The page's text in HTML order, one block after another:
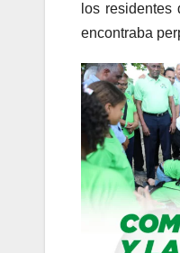
los
encontraba